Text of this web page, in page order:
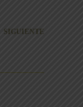
SIGUIENTE